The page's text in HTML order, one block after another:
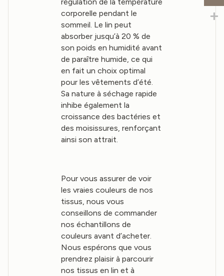
régulation de la température
corporelle pendant le
sommeil. Le lin peut
absorber jusqu’à 20 % de
son poids en humidité avant
de paraître humide, ce qui
en fait un choix optimal
pour les vêtements d’été.
Sa nature à séchage rapide
inhibe également la
croissance des bactéries et
des moisissures, renforçant
ainsi son attrait.
Pour vous assurer de voir
les vraies couleurs de nos
tissus, nous vous
conseillons de commander
nos échantillons de
couleurs avant d’acheter.
Nous espérons que vous
prendrez plaisir à parcourir
nos tissus en lin et à